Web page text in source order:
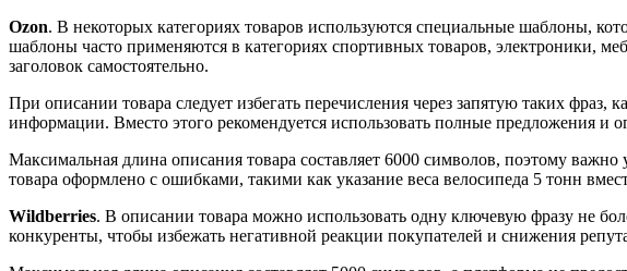
Ozon. В некоторых категориях товаров используются специальные шаблоны,
шаблоны часто применяются в категориях спортивных товаров, электроники,
заголовок самостоятельно.
При описании товара следует избегать перечисления через запятую таких
информации. Вместо этого рекомендуется использовать полные предложения и
Максимальная длина описания товара составляет 6000 символов, поэтому
товара оформлено с ошибками, такими как указание веса велосипеда 5 тонн
Wildberries. В описании товара можно использовать одну ключевую фразу не
конкуренты, чтобы избежать негативной реакции покупателей и снижения